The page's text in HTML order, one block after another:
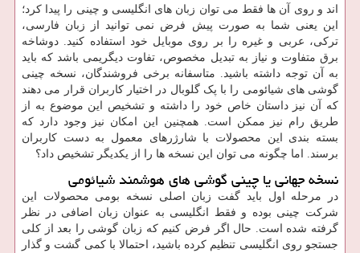
اند و روی آن ها فقط می ‌توان زبان‌ های انگلیسی و چینی را پیدا کرد؛
این یعنی شما به صورت پیش‌ فرض نمی‌ توانید از زبان فارسی،
ترکی، عربی و غیره را بر روی موبایل خود استفاده کنید. دوشاخه
برق متفاوت و نیاز به تبدیل مخصوص، تفاوت دیگریمی باشد که باید
به آن توجه داشته باشید. متاسفانه برخی فروشندگان، نسخه چینی
گوشی های شیائومی را با پک گلوبال در اختیار کاربران قرار می‌ ‌دهند
که آن نیز داستان خاص خود را داشته و تشخیص این موضوع به از
طریق رام نیز ممکن است. همچنین این امکان نیز وجود دارد که
بسته ‌بندی این محصولات با شارژرهای معمول به دست کاربران
برسند. اما چگونه می ‌توان این نسخه ‌ها را از یکدیگر تشخیص داد؟
نسخه جهانی یا چینی گوشی های هوشمند شیائومی
در مرحله اول باید گفت زبان اصلی نسخه بومی محصولات این
شرکت چینی بوده و فقط انگلیسی به عنوان زبان اضافی در نظر
گرفته شده است. حال اگر فرض کنیم که زبان گوشی را بعد از کلی
جستجو روی انگلیسی تنظیم کرده باشید، احتمالا با کمی گشت و گذار